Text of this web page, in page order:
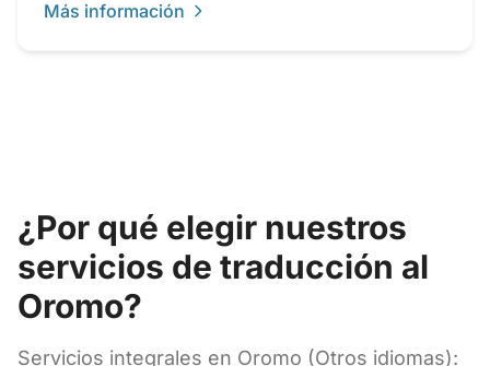
Más información
¿Por qué elegir nuestros
servicios de traducción al
Oromo?
Servicios integrales en Oromo (Otros idiomas):